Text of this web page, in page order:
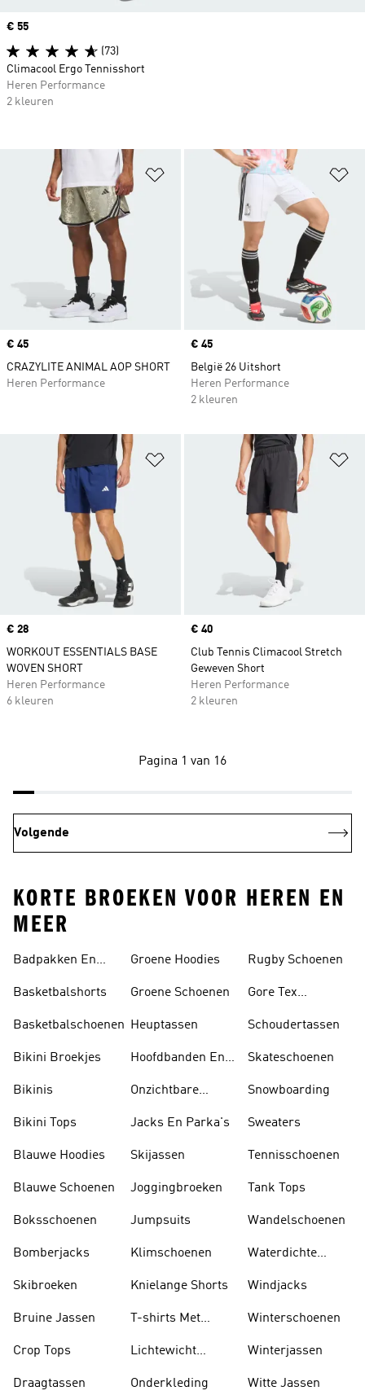
Op verlanglijst zetten
Price
€ 45
CRAZYLITE ANIMAL AOP SHORT
Heren Performance
Price
€ 45
België 26 Uitshort
Heren Performance
2 kleuren
Op verlanglijst zetten
Price
€ 28
WORKOUT ESSENTIALS BASE
WOVEN SHORT
Heren Performance
6 kleuren
Price
€ 40
Club Tennis Climacool Stretch
Geweven Short
Heren Performance
2 kleuren
Price
€ 55
(73)
Climacool Ergo Tennisshort
Heren Performance
2 kleuren
Pagina 1 van 16
Volgende
KORTE BROEKEN VOOR HEREN EN
MEER
Badpakken En
Basketbalshorts
Basketbalschoenen
Bikini Broekjes
Bikinis
Bikini Tops
Blauwe Hoodies
Blauwe Schoenen
Boksschoenen
Bomberjacks
Skibroeken
Bruine Jassen
Crop Tops
Draagtassen
Groene Hoodies
Groene Schoenen
Heuptassen
Hoofdbanden En
Onzichtbare
Jacks En Parka's
Skijassen
Joggingbroeken
Jumpsuits
Klimschoenen
Knielange Shorts
T-shirts Met
Lichtewicht
Onderkleding
Rugby Schoenen
Gore Tex
Schoudertassen
Skateschoenen
Snowboarding
Sweaters
Tennisschoenen
Tank Tops
Wandelschoenen
Waterdichte
Windjacks
Winterschoenen
Winterjassen
Witte Jassen